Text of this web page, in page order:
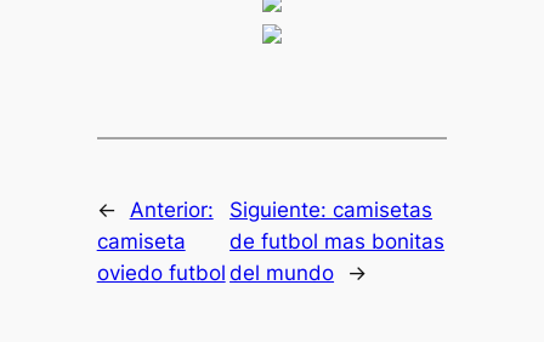
←
Anterior:
camiseta
oviedo futbol
Siguiente:camisetas
de futbol mas bonitas
del mundo
→